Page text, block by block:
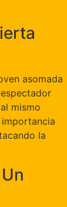
asomada
mismo
la